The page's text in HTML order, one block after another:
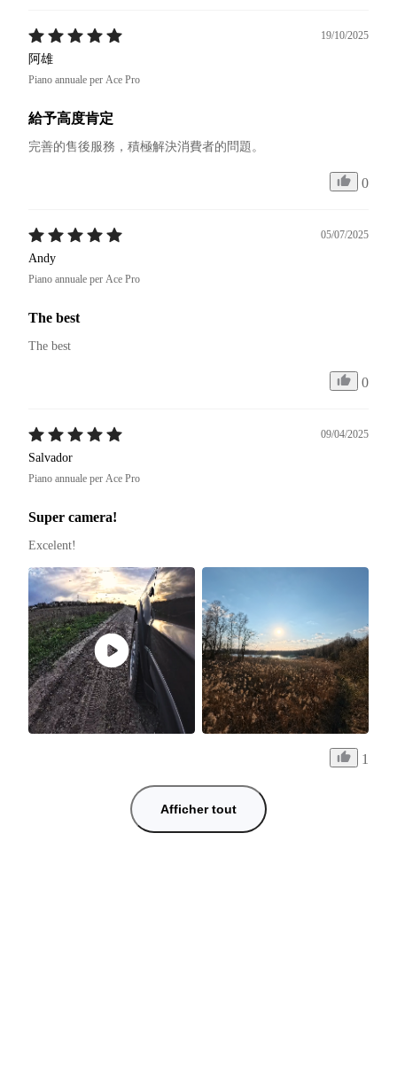
19/10/2025
阿雄
Piano annuale per Ace Pro
給予高度肯定
完善的售後服務，積極解決消費者的問題。
0
05/07/2025
Andy
Piano annuale per Ace Pro
The best
The best
0
09/04/2025
Salvador
Piano annuale per Ace Pro
Super camera!
Excelent!
1
Afficher tout